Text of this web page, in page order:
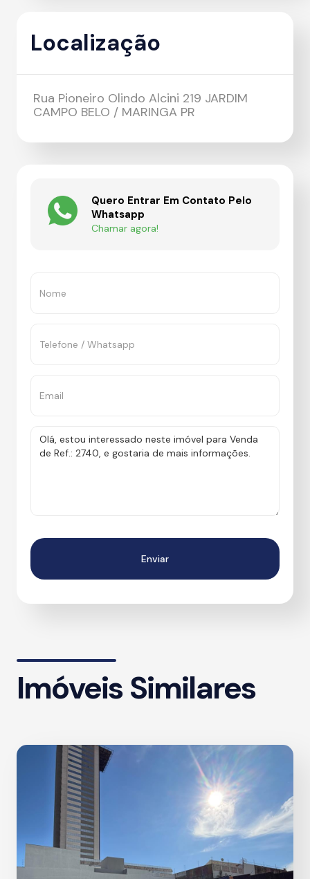
Localização
Rua Pioneiro Olindo Alcini 219 JARDIM
CAMPO BELO / MARINGA PR
Quero Entrar Em Contato Pelo
Whatsapp
Chamar agora!
Imóveis Similares